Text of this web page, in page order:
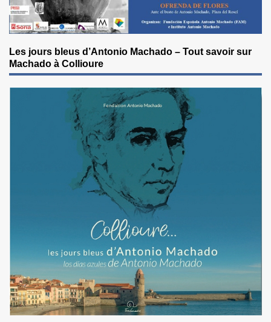
Les jours bleus d’Antonio Machado – Tout savoir sur
Machado à Collioure